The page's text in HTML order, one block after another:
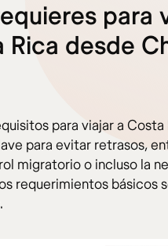
para
Rica desde
para viajar a Costa
para evitar retrasos,
migratorio o incluso la
requerimientos básicos